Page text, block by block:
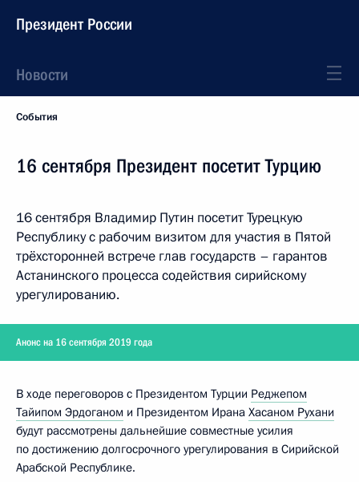
Президент России
Новости
События
16 сентября Президент посетит Турцию
16 сентября Владимир Путин посетит Турецкую
Республику с рабочим визитом для участия в Пятой
трёхсторонней встрече глав государств – гарантов
Астанинского процесса содействия сирийскому
урегулированию.
Анонс на 16 сентября 2019 года
В ходе переговоров с Президентом Турции Реджепом
Тайипом Эрдоганом и Президентом Ирана Хасаном Рухани
будут рассмотрены дальнейшие совместные усилия
по достижению долгосрочного урегулирования в Сирийской
Арабской Республике.